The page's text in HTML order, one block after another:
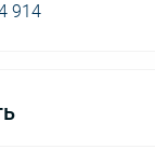
914